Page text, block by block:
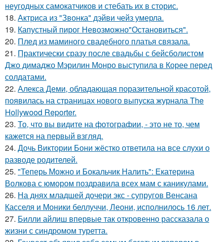
неугодных самокатчиков и стебать их в сторис.
18. Актриса из "Звонка" дэйви чейз умерла.
19. Капустный пирог Невозможно"Остановиться".
20. Плед из маминого свадебного платья связала.
21. Практически сразу после свадьбы с бейсболистом
Джо димаджо Мэрилин Монро выступила в Корее перед
солдатами.
22. Алекса Деми, обладающая поразительной красотой,
появилась на страницах нового выпуска журнала The
Hollywood Reporter.
23. То, что вы видите на фотографии, - это не то, чем
кажется на первый взгляд.
24. Дочь Виктории Бони жёстко ответила на все слухи о
разводе родителей.
25. "Теперь Можно и Бокальчик Налить": Екатерина
Волкова с юмором поздравила всех мам с каникулами.
26. На днях младшей дочери экс - супругов Венсана
Касселя и Моники беллуччи, Леони, исполнилось 16 лет.
27. Билли айлиш впервые так откровенно рассказала о
жизни с синдромом туретта.